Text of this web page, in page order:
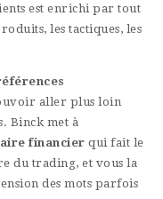
est enrichi par tout
les tactiques, les
aller plus loin
Binck met à
financier qui fait le
du trading, et vous la
des mots parfois